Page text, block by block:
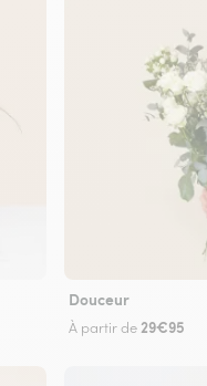
Douceur
À partir de 29€95